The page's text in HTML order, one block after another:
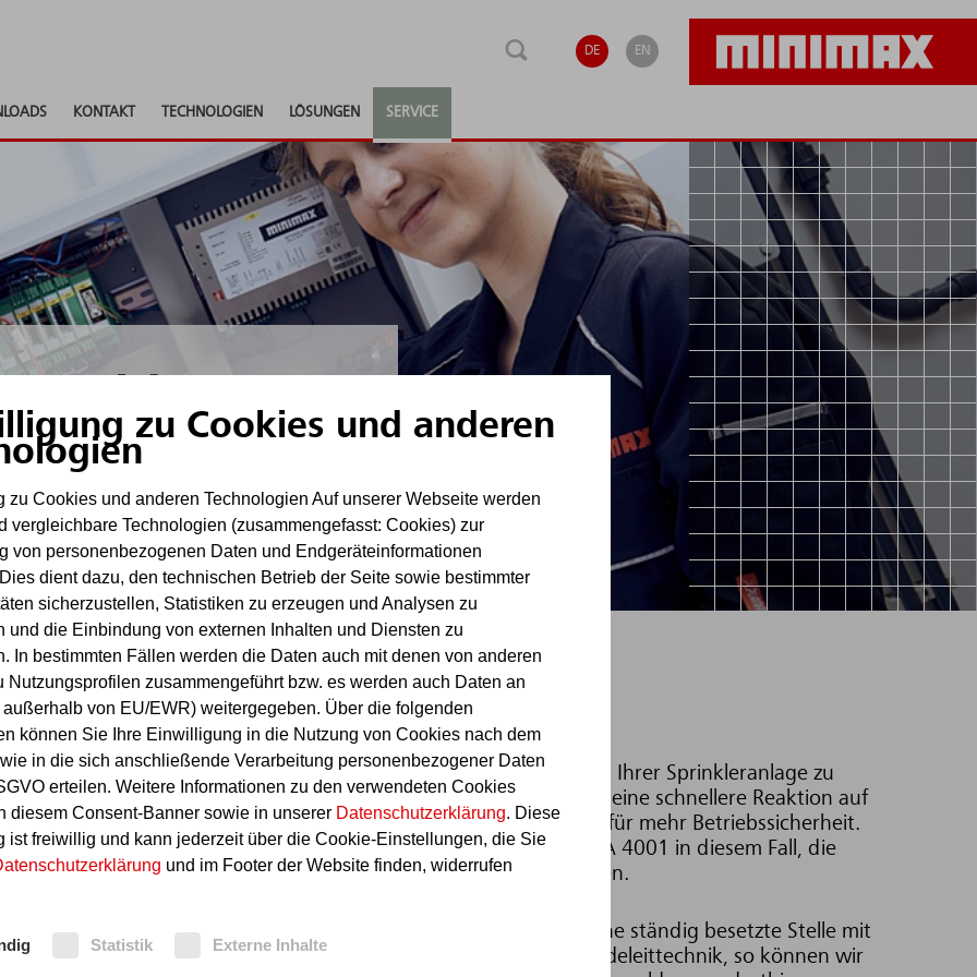
zu Cookies und anderen
zu Cookies und anderen Technologien Auf unserer Webseite werden
vergleichbare Technologien (zusammengefasst: Cookies) zur
von personenbezogenen Daten und Endgeräteinformationen
dient dazu, den technischen Betrieb der Seite sowie bestimmter
sicherzustellen, Statistiken zu erzeugen und Analysen zu
und die Einbindung von externen Inhalten und Diensten zu
In bestimmten Fällen werden die Daten auch mit denen von anderen
Nutzungsprofilen zusammengeführt bzw. es werden auch Daten an
außerhalb von EU/EWR) weitergegeben. Über die folgenden
können Sie Ihre Einwilligung in die Nutzung von Cookies nach dem
in die sich anschließende Verarbeitung personenbezogener Daten
erteilen. Weitere Informationen zu den verwendeten Cookies
diesem Consent-Banner sowie in unserer Datenschutzerklärung. Diese
ist freiwillig und kann jederzeit über die Cookie-Einstellungen, die Sie
und im Footer der Website finden, widerrufen
Statistik Externe Inhalte
DE EN
KONTAKT TECHNOLOGIEN LÖSUNGEN SERVICE
täglichen Kontrollen
automatisch
Schieber
Dann nutzen Sie
Monitorings und
mehr jede einzelne
Blick auf das Display
Lösung
Die Weiterleitung von Störmeldungen Ihrer Sprinkleranlage zu
einer ständig besetzten Stelle erlaubt eine schnellere Reaktion auf
mögliche Störungen und sorgt somit für mehr Betriebssicherheit.
Deshalb erlaubt die Richtlinie VdS CEA 4001 in diesem Fall, die
täglichen Kontrollen entfallen zu lassen.
Verfügen Sie in Ihrem Betrieb über eine ständig besetzte Stelle mit
Zugang zu einer hausinternen Gebäudeleittechnik, so können wir